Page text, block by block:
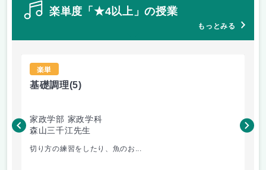
楽単度「★4以上」の授業
もっとみる
楽単
基礎調理(5)
家政学部 家政学科
森山三千江先生
切り方の練習をしたり、魚のお...
成